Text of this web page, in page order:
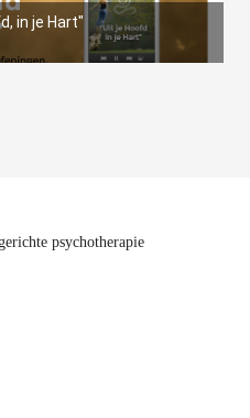
in je Hart"
psychotherapie